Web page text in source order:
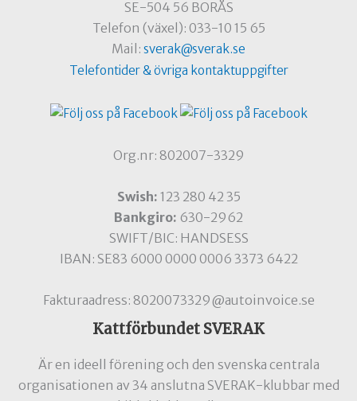
SE-504 56 BORÅS
Telefon (växel): 033-10 15 65
Mail: sverak@sverak.se
Telefontider & övriga kontaktuppgifter
Org.nr: 802007-3329
Swish: 123 280 42 35
Bankgiro: 630-2962
SWIFT/BIC: HANDSESS
IBAN: SE83 6000 0000 0006 3373 6422
Fakturaadress: 8020073329@autoinvoice.se
Kattförbundet SVERAK
Är en ideell förening och den svenska centrala
organisationen av 34 anslutna SVERAK-klubbar med